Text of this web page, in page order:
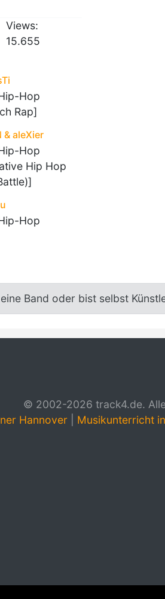
Views:
15.655
Hop
Rap]
& aleXier
Hop
Hip Hop
Hop
Band oder bist selbst
© 2002-2026 track4.de.
Hannover
Musikunterricht